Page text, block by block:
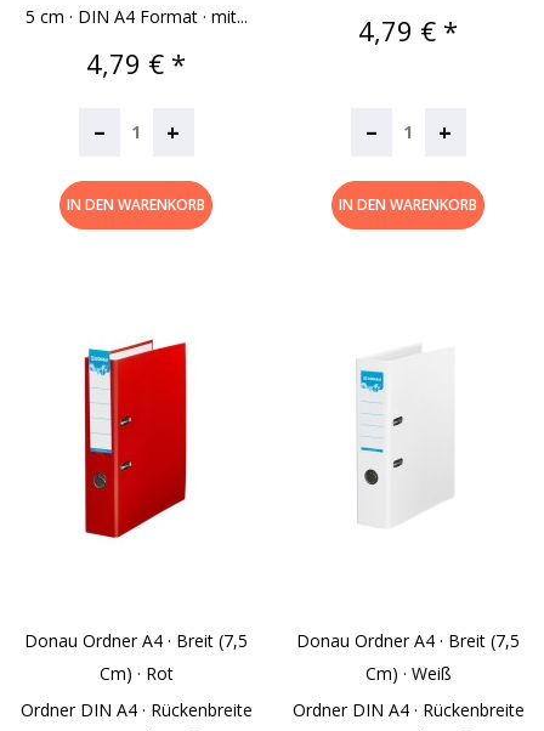
5 cm · DIN A4 Format · mit...
Preis
4,79 € *
– +
IN DEN WARENKORB
Preis
4,79 € *
– +
IN DEN WARENKORB
Donau Ordner A4 · Breit (7,5
Cm) · Rot
Ordner DIN A4 · Rückenbreite
Donau Ordner A4 · Breit (7,5
Cm) · Weiß
Ordner DIN A4 · Rückenbreite